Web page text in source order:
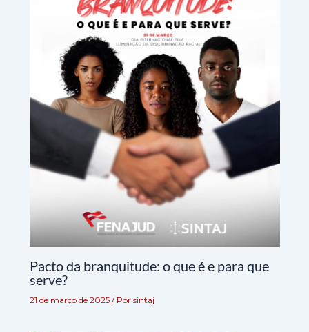
Pacto da branquitude: o que é e para que
serve?
21 de março de 2025 / Por sintaj